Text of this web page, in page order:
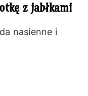
z jabłkami
nasienne i